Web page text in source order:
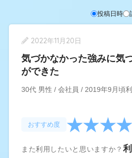
投稿日時
2022年11月20日
気づかなかった強みに気
ができた
30代 男性 / 会社員 / 2019年9月頃
おすすめ度
また利用したいと思いますか？